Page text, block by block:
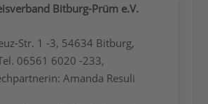
Bitburg-Prüm e.V.
Str. 1 -3, 54634 Bitburg,
06561 6020 -233,
Amanda Resuli